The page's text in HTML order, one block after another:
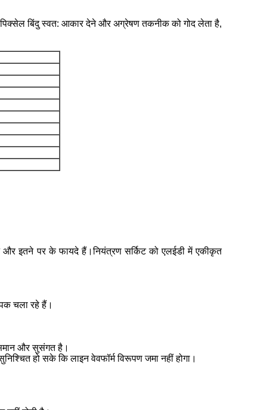
बिंदु स्वत: आकार देने और अग्रेषण तकनीक को गोद लेता है,
और इतने पर के फायदे हैं।नियंत्रण सर्किट को एलईडी में एकीकृत
चला रहे हैं।
और सुसंगत है।
हो सके कि लाइन वेवफॉर्म विरूपण जमा नहीं होगा।